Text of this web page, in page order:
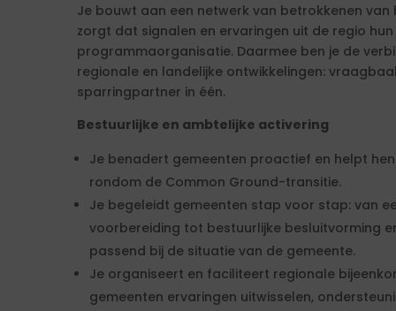
Je bouwt aan een netwerk van betrokkenen
zorgt dat signalen en ervaringen uit de regio
programmaorganisatie. Daarmee ben je de
regionale en landelijke ontwikkelingen:
sparringpartner in één.
Bestuurlijke en ambtelijke activering
Je benadert gemeenten proactief en helpt
rondom de Common Ground-transitie.
Je begeleidt gemeenten stap voor stap: van
voorbereiding tot bestuurlijke besluitvorming
passend bij de situatie van de gemeente.
Je organiseert en faciliteert regionale
gemeenten ervaringen uitwisselen,